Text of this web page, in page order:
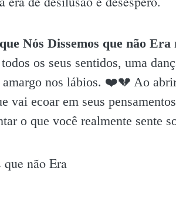
Nós Dissemos que não Era
os seus sentidos, uma
nos lábios. ❤️💔 Ao
vai ecoar em seus
o que você realmente sente
não Era